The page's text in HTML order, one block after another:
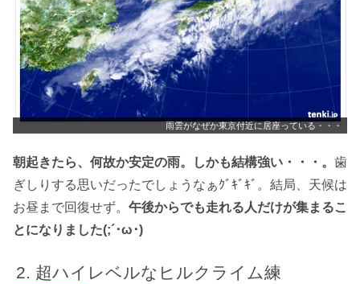
雨雲がなぜか東京付近に居座っている・・・
朝起きたら、何故か安定の雨。しかも結構強い・・・。 歯
ぎしりする思いだったでしょうなぁｸﾞｷﾞｷﾞ。結局、天候は
お昼まで回復せず。 午後からでも走れる人だけが集まるこ
とになりました(;´･ω･)
超ハイレベルなヒルクライム練